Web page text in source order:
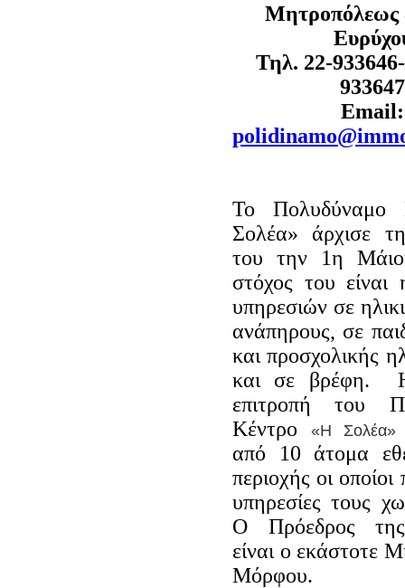
Mητροπόλεως
Τηλ. 22-
933647
Email:
Το Πολυδύναμο
Σολέα» άρχισε τη
του την 1η
στόχος του
υπηρεσιών σε
ανάπηρους, σε
και προσχολικής
και σε βρέφη. Η
επιτροπή του
Κέντρο
«Η Σολέα»
από 10 άτομα
περιοχής οι οποίοι
υπηρεσίες τους
Ο Πρόεδρος της
είναι ο εκάστοτε
Μόρφου.